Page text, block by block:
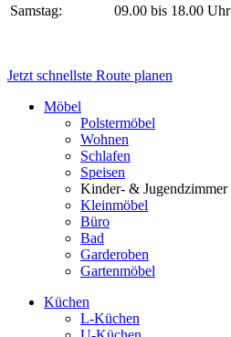
Samstag:
09.00 bis 18.00 Uhr
Jetzt schnellste Route planen
Möbel
Polstermöbel
Wohnen
Schlafen
Speisen
Kinder- & Jugendzimmer
Kleinmöbel
Büro
Bad
Garderoben
Gartenmöbel
Küchen
L-Küchen